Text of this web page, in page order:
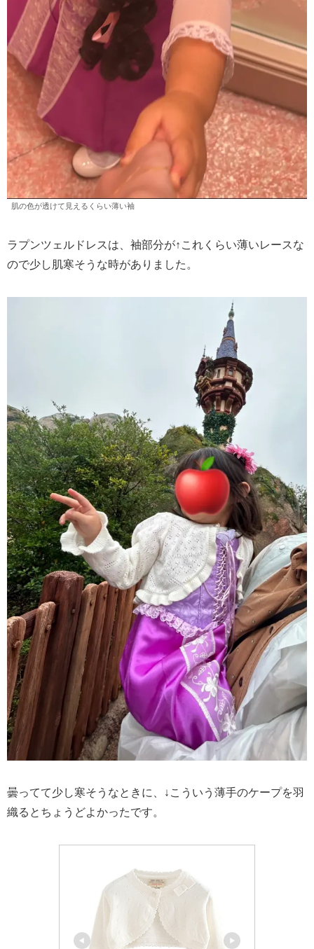
肌の色が透けて見えるくらい薄い袖
ラプンツェルドレスは、袖部分が↑これくらい薄いレースな
ので少し肌寒そうな時がありました。
曇ってて少し寒そうなときに、↓こういう薄手のケープを羽
織るとちょうどよかったです。